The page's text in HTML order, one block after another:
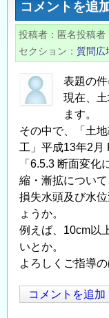
ず
コメントを追
投稿者 匿名投稿者
セクション
質問広
表題の件
現在、
ます。
その中で、「土
工」平成13年2月
「6.5.3 断面変
縮・漸拡につい
損失水頭及び水
ょうか。
例えば、10cm以
いとか。
よろしくご指導
コメントを追加